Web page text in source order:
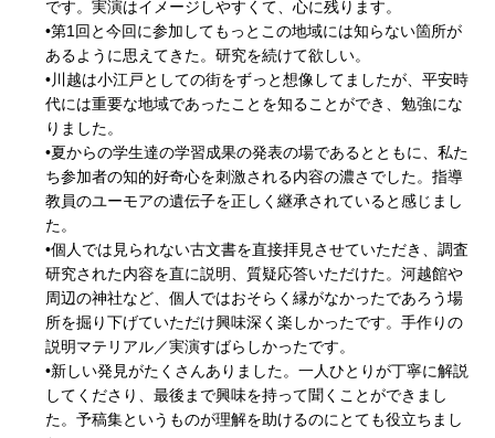
です。実演はイメージしやすくて、心に残ります。
•第1回と今回に参加してもっとこの地域には知らない箇所が
あるように思えてきた。研究を続けて欲しい。
•川越は小江戸としての街をずっと想像してましたが、平安時
代には重要な地域であったことを知ることができ、勉強にな
りました。
•夏からの学生達の学習成果の発表の場であるとともに、私た
ち参加者の知的好奇心を刺激される内容の濃さでした。指導
教員のユーモアの遺伝子を正しく継承されていると感じまし
た。
•個人では見られない古文書を直接拝見させていただき、調査
研究された内容を直に説明、質疑応答いただけた。河越館や
周辺の神社など、個人ではおそらく縁がなかったであろう場
所を掘り下げていただけ興味深く楽しかったです。手作りの
説明マテリアル／実演すばらしかったです。
•新しい発見がたくさんありました。一人ひとりが丁寧に解説
してくださり、最後まで興味を持って聞くことができまし
た。予稿集というものが理解を助けるのにとても役立ちまし